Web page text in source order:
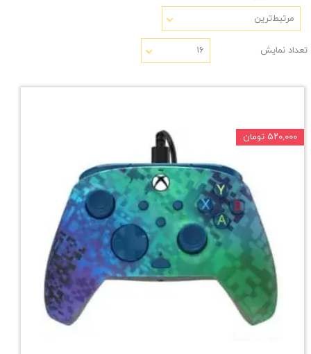
مرتبط‌ترین
تعداد نمایش ۱۶
۵۲۰,۰۰۰ تومان